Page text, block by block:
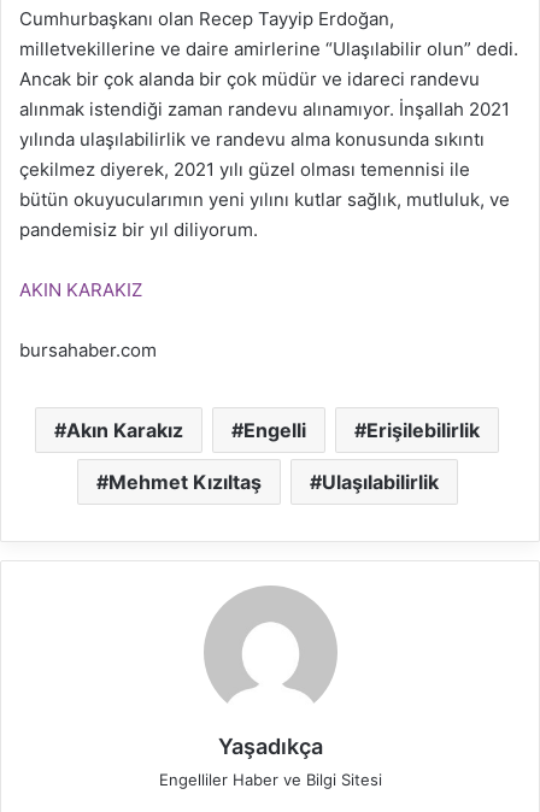
Cumhurbaşkanı olan Recep Tayyip Erdoğan,
milletvekillerine ve daire amirlerine “Ulaşılabilir olun” dedi.
Ancak bir çok alanda bir çok müdür ve idareci randevu
alınmak istendiği zaman randevu alınamıyor. İnşallah 2021
yılında ulaşılabilirlik ve randevu alma konusunda sıkıntı
çekilmez diyerek, 2021 yılı güzel olması temennisi ile
bütün okuyucularımın yeni yılını kutlar sağlık, mutluluk, ve
pandemisiz bir yıl diliyorum.
AKIN KARAKIZ
bursahaber.com
Akın Karakız Engelli Erişilebilirlik
Mehmet Kızıltaş Ulaşılabilirlik
Yaşadıkça
Engelliler Haber ve Bilgi Sitesi